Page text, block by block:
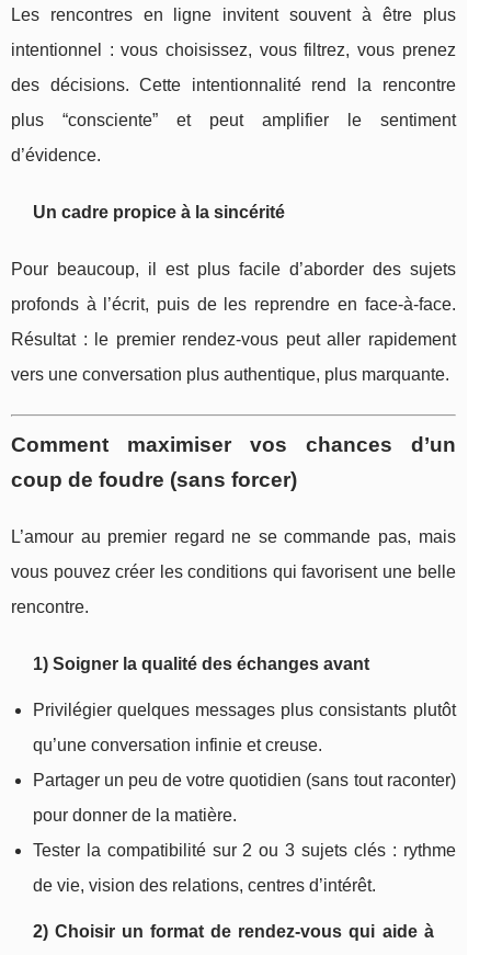
Les rencontres en ligne invitent souvent à être plus
intentionnel : vous choisissez, vous filtrez, vous prenez
des décisions. Cette intentionnalité rend la rencontre
plus “consciente” et peut amplifier le sentiment
d’évidence.
Un cadre propice à la sincérité
Pour beaucoup, il est plus facile d’aborder des sujets
profonds à l’écrit, puis de les reprendre en face-à-face.
Résultat : le premier rendez-vous peut aller rapidement
vers une conversation plus authentique, plus marquante.
Comment maximiser vos chances d’un
coup de foudre (sans forcer)
L’amour au premier regard ne se commande pas, mais
vous pouvez créer les conditions qui favorisent une belle
rencontre.
1) Soigner la qualité des échanges avant
Privilégier quelques messages plus consistants plutôt
qu’une conversation infinie et creuse.
Partager un peu de votre quotidien (sans tout raconter)
pour donner de la matière.
Tester la compatibilité sur 2 ou 3 sujets clés : rythme
de vie, vision des relations, centres d’intérêt.
2) Choisir un format de rendez-vous qui aide à